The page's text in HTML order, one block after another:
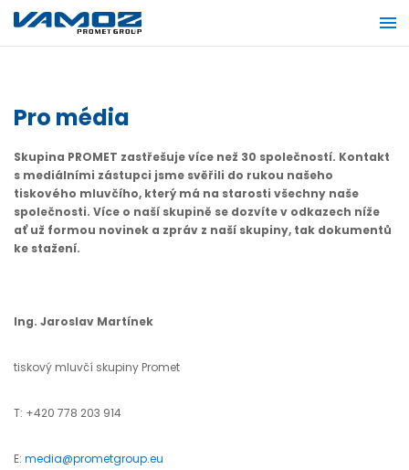
Pro média
Skupina PROMET zastřešuje více než 30 společností. Kontakt
s mediálními zástupci jsme svěřili do rukou našeho
tiskového mluvčího, který má na starosti všechny naše
společnosti. Více o naší skupině se dozvíte v odkazech níže
ať už formou novinek a zpráv z naší skupiny, tak dokumentů
ke stažení.
Ing. Jaroslav Martínek
tiskový mluvčí skupiny Promet
T: +420 778 203 914
E: media@prometgroup.eu